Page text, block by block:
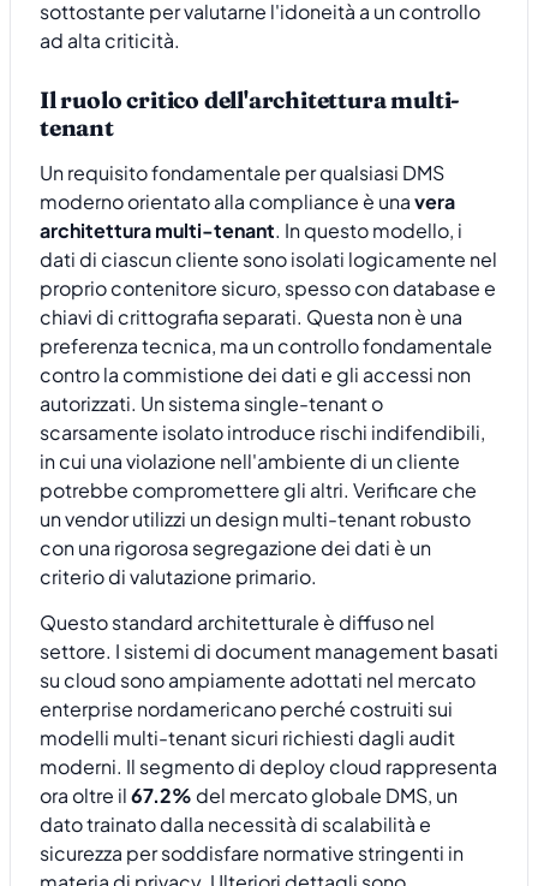
sottostante per valutarne l'idoneità a un controllo
ad alta criticità.
Il ruolo critico dell'architettura multi-
tenant
Un requisito fondamentale per qualsiasi DMS
moderno orientato alla compliance è unavera
architettura multi-tenant. In questo modello, i
dati di ciascun cliente sono isolati logicamente nel
proprio contenitore sicuro, spesso con database e
chiavi di crittografia separati. Questa non è una
preferenza tecnica, ma un controllo fondamentale
contro la commistione dei dati e gli accessi non
autorizzati. Un sistema single-tenant o
scarsamente isolato introduce rischi indifendibili,
in cui una violazione nell'ambiente di un cliente
potrebbe compromettere gli altri. Verificare che
un vendor utilizzi un design multi-tenant robusto
con una rigorosa segregazione dei dati è un
criterio di valutazione primario.
Questo standard architetturale è diffuso nel
settore. I sistemi di document management basati
su cloud sono ampiamente adottati nel mercato
enterprise nordamericano perché costruiti sui
modelli multi-tenant sicuri richiesti dagli audit
moderni. Il segmento di deploy cloud rappresenta
ora oltre il67.2% del mercato globale DMS, un
dato trainato dalla necessità di scalabilità e
sicurezza per soddisfare normative stringenti in